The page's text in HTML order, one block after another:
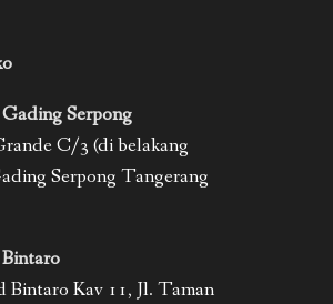
Serpong
C/3 (di belakang
Serpong Tangerang
Bintaro Kav 11, Jl. Taman